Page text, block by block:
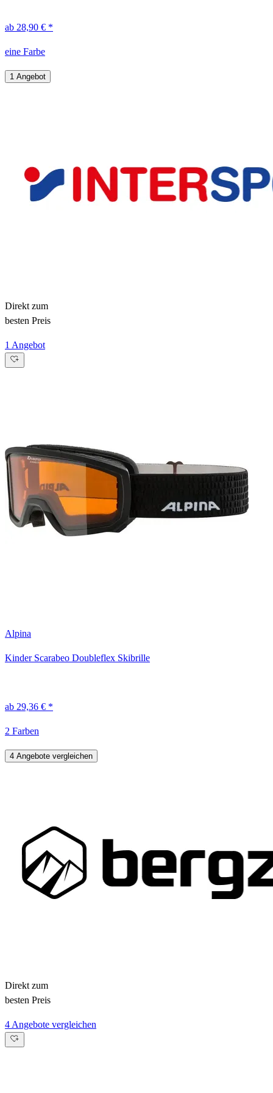
ab 28,90 € *
eine Farbe
1 Angebot
Direkt zum
besten Preis
1 Angebot
Alpina
Kinder Scarabeo Doubleflex Skibrille
ab 29,36 € *
2 Farben
4 Angebote vergleichen
Direkt zum
besten Preis
4 Angebote vergleichen